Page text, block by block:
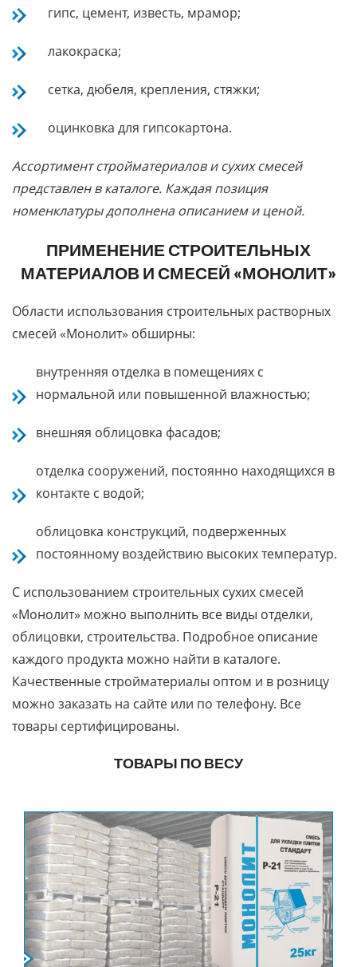
гипс, цемент, известь, мрамор;
лакокраска;
сетка, дюбеля, крепления, стяжки;
оцинковка для гипсокартона.
Ассортимент стройматериалов и сухих смесей
представлен в каталоге. Каждая позиция
номенклатуры дополнена описанием и ценой.
ПРИМЕНЕНИЕ СТРОИТЕЛЬНЫХ
МАТЕРИАЛОВ И СМЕСЕЙ «МОНОЛИТ»
Области использования строительных растворных
смесей «Монолит» обширны:
внутренняя отделка в помещениях с
нормальной или повышенной влажностью;
внешняя облицовка фасадов;
отделка сооружений, постоянно находящихся в
контакте с водой;
облицовка конструкций, подверженных
постоянному воздействию высоких температур.
С использованием строительных сухих смесей
«Монолит» можно выполнить все виды отделки,
облицовки, строительства. Подробное описание
каждого продукта можно найти в каталоге.
Качественные стройматериалы оптом и в розницу
можно заказать на сайте или по телефону. Все
товары сертифицированы.
ТОВАРЫ ПО ВЕСУ